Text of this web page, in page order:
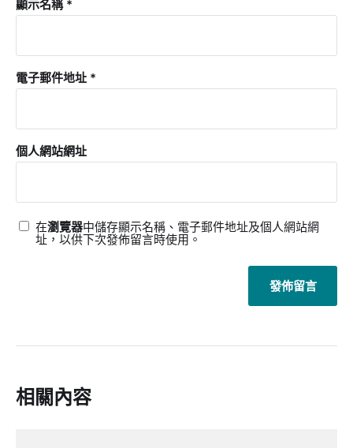
顯示名稱 *
電子郵件地址 *
個人網站網址
在瀏覽器中儲存顯示名稱、電子郵件地址及個人網站網
址，以供下次發佈留言時使用。
相關內容